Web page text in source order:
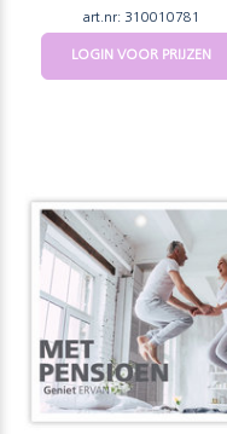
art.nr: 310010781
LOGIN VOOR PRIJZEN